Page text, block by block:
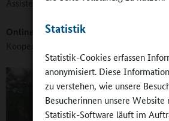
Statistik
Statistik-Cookies erfassen
anonymisiert. Diese
zu verstehen, wie unsere
Besucherinnen unsere Website
Statistik-Software läuft im
Online-Redaktion:Sehen die Vereine die
Kooperation mit Ganztagsschulen bieten?